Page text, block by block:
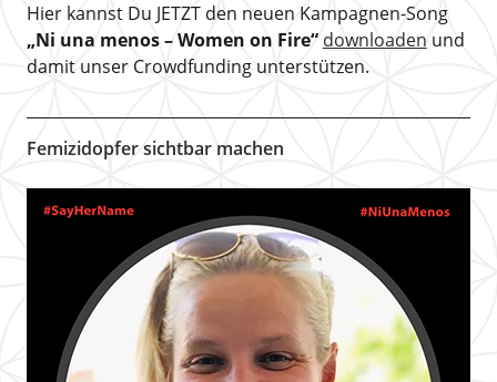
Hier kannst Du JETZT den neuen Kampagnen-Song
„Ni una menos – Women on Fire“ downloaden und
damit unser Crowdfunding unterstützen.
Femizidopfer sichtbar machen